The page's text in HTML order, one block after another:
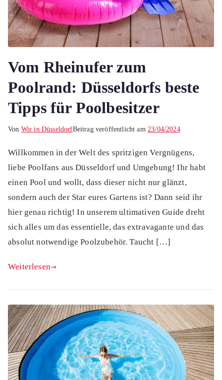
Vom Rheinufer zum
Poolrand: Düsseldorfs beste
Tipps für Poolbesitzer
Von Wir in DüsseldorfBeitrag veröffentlicht am 23/04/2024
Willkommen in der Welt des spritzigen Vergnügens,
liebe Poolfans aus Düsseldorf und Umgebung! Ihr habt
einen Pool und wollt, dass dieser nicht nur glänzt,
sondern auch der Star eures Gartens ist? Dann seid ihr
hier genau richtig! In unserem ultimativen Guide dreht
sich alles um das essentielle, das extravagante und das
absolut notwendige Poolzubehör. Taucht […]
Weiterlesen